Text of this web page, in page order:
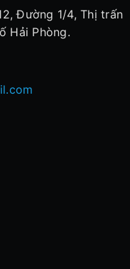
Đường 1/4, Thị trấn
Hải Phòng.